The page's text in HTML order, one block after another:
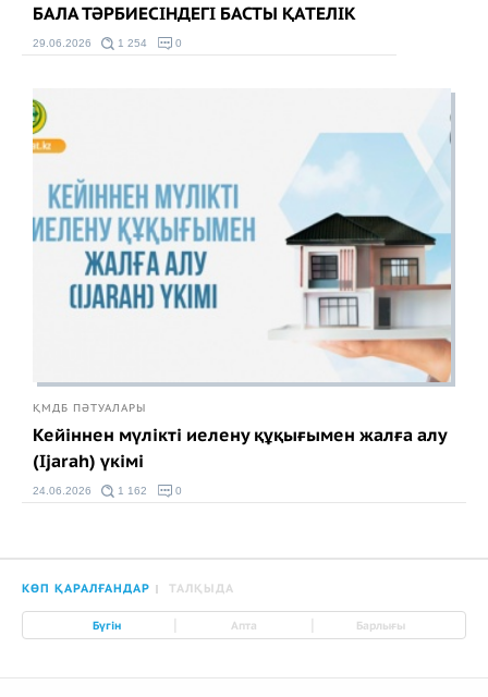
БАЛА ТӘРБИЕСІНДЕГІ БАСТЫ ҚАТЕЛІК
29.06.2026 1 254 0
ҚМДБ ПӘТУАЛАРЫ
Кейіннен мүлікті иелену құқығымен жалға алу
(Ijarah) үкімі
24.06.2026 1 162 0
КӨП ҚАРАЛҒАНДАР ТАЛҚЫДА
Бүгін Апта Барлығы